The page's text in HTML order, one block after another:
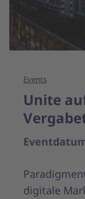
Events
Unite
digitale